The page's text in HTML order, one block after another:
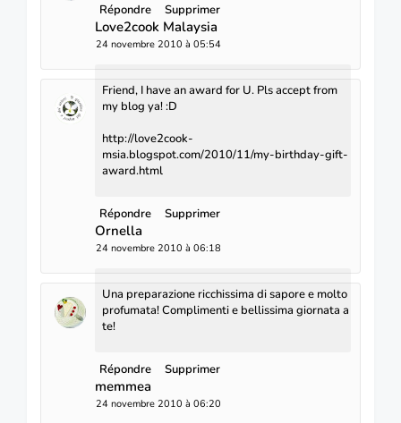
Répondre Supprimer
Love2cook Malaysia
24 novembre 2010 à 05:54
Friend, I have an award for U. Pls accept from
my blog ya! :D
http://love2cook-
msia.blogspot.com/2010/11/my-birthday-gift-
award.html
Répondre Supprimer
Ornella
24 novembre 2010 à 06:18
Una preparazione ricchissima di sapore e molto
profumata! Complimenti e bellissima giornata a
te!
Répondre Supprimer
memmea
24 novembre 2010 à 06:20